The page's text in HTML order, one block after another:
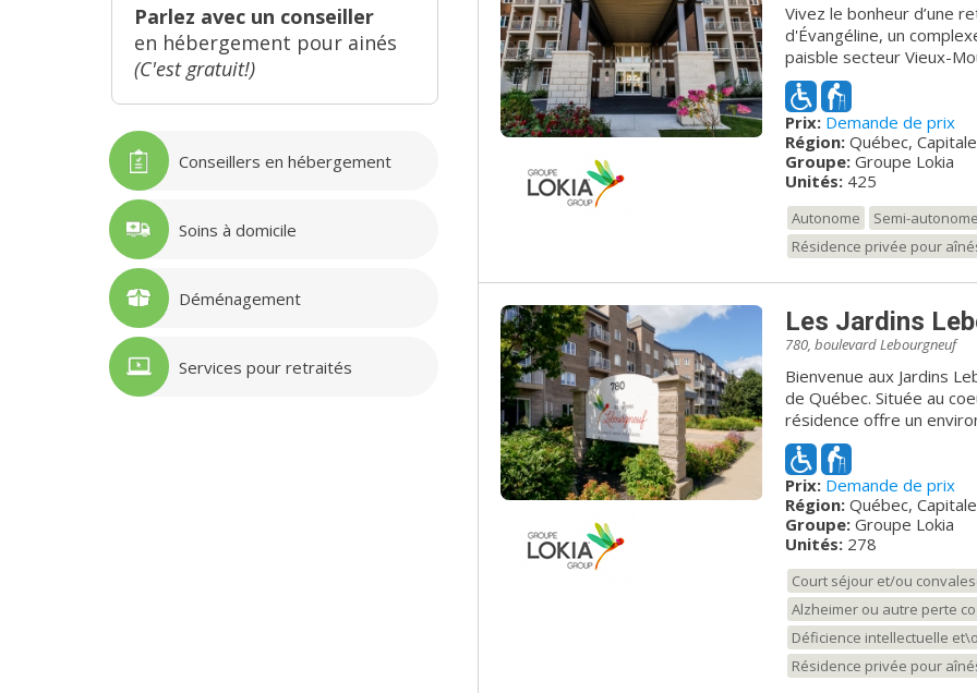
Parlez avec un conseiller
en hébergement pour ainés
(C'est gratuit!)
Conseillers en hébergement
Soins à domicile
Déménagement
Services pour retraités
Vivez le bonheur d’une
d'Évangéline, un
paisble secteur Vieux-
Sa localisation est
plusieurs espaces verts
l’Enfant-Jésus. Avec
bâtiment répond à tous
intérieure, salle de
d’Évangéline sont
personnel chaleureux et
obtenez l’endroit rêvé
Prix: Demande de prix
Région: Québec,
Groupe: Groupe Lokia
Unités:425
Autonome Semi-autonome
Résidence privée pour
Les Jardins
780, boulevard Lebourgneuf
Bienvenue aux Jardins
de Québec. Située au
résidence offre un
des aînés semi-
savons nous adapter
de services de soins
et courtois des Jardins
plus grand respect. Découvrez un complexe d’habitations reposant,
bordé d’un magnifique
nombreux services :
ophtalmologie, épicerie,
guichet automatique,
restaurants, SAQ, piste
Jardins Lebourgneuf
il fait bon vivre.
Prix: Demande de prix
Région: Québec,
Groupe: Groupe Lokia
Unités:278
Court séjour et/ou
Alzheimer ou autre perte
Déficience intellectuelle
Résidence privée pour